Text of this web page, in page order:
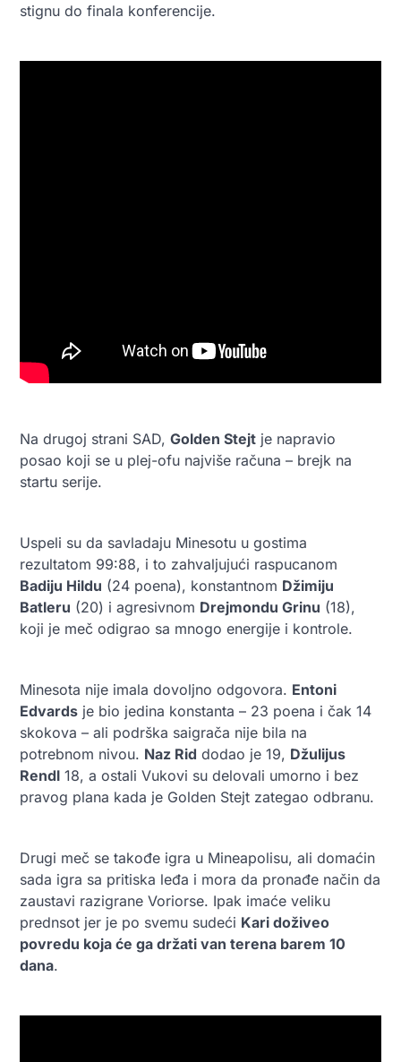
stignu do finala konferencije.
Na drugoj strani SAD, Golden Stejt je napravio
posao koji se u plej-ofu najviše računa – brejk na
startu serije.
Uspeli su da savladaju Minesotu u gostima
rezultatom 99:88, i to zahvaljujući raspucanom
Badiju Hildu (24 poena), konstantnom Džimiju
Batleru (20) i agresivnom Drejmondu Grinu (18),
koji je meč odigrao sa mnogo energije i kontrole.
Minesota nije imala dovoljno odgovora. Entoni
Edvards je bio jedina konstanta – 23 poena i čak 14
skokova – ali podrška saigrača nije bila na
potrebnom nivou. Naz Rid dodao je 19, Džulijus
Rendl 18, a ostali Vukovi su delovali umorno i bez
pravog plana kada je Golden Stejt zategao odbranu.
Drugi meč se takođe igra u Mineapolisu, ali domaćin
sada igra sa pritiska leđa i mora da pronađe način da
zaustavi razigrane Voriorse. Ipak imaće veliku
prednsot jer je po svemu sudeći Kari doživeo
povredu koja će ga držati van terena barem 10
dana.